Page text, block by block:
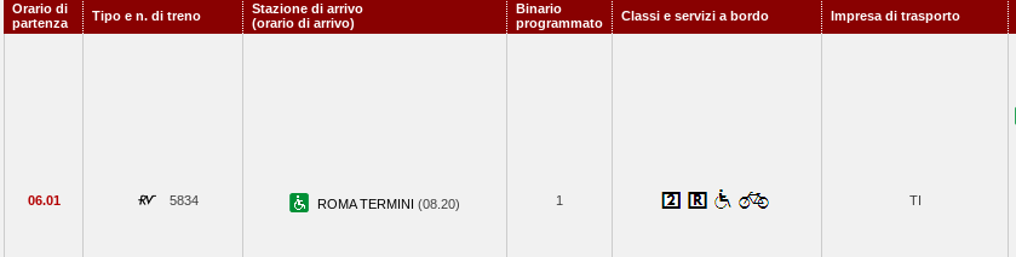
Orario di
partenza
Tipo e n. di treno
Stazione di arrivo
(orario di arrivo)
Binario
programmato
Classi e servizi a bordo Impresa di trasporto
06.01 5834 ROMA TERMINI (08.20) 1 TI